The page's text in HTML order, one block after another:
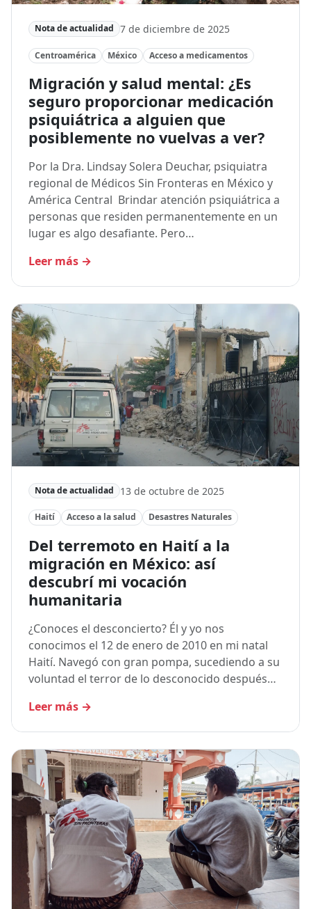
Nota de actualidad 7 de diciembre de 2025
Centroamérica México Acceso a medicamentos
Migración y salud mental: ¿Es
seguro proporcionar medicación
psiquiátrica a alguien que
posiblemente no vuelvas a ver?
Por la Dra. Lindsay Solera Deuchar, psiquiatra
regional de Médicos Sin Fronteras en México y
América Central Brindar atención psiquiátrica a
personas que residen permanentemente en un
lugar es algo desafiante. Pero…
Leer más →
Nota de actualidad 13 de octubre de 2025
Haití Acceso a la salud Desastres Naturales
Del terremoto en Haití a la
migración en México: así
descubrí mi vocación
humanitaria
¿Conoces el desconcierto? Él y yo nos
conocimos el 12 de enero de 2010 en mi natal
Haití. Navegó con gran pompa, sucediendo a su
voluntad el terror de lo desconocido después…
Leer más →